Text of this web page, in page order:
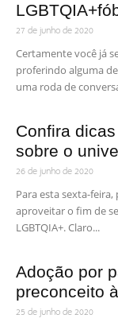
27 de junho de 2020
Certamente você já
proferindo alguma
uma roda de
Confira
sobre o
26 de junho de 2020
Para esta sexta-
aproveitar o fim de
LGBTQIA+. Claro...
Adoção por
preconceito
25 de junho de 2020